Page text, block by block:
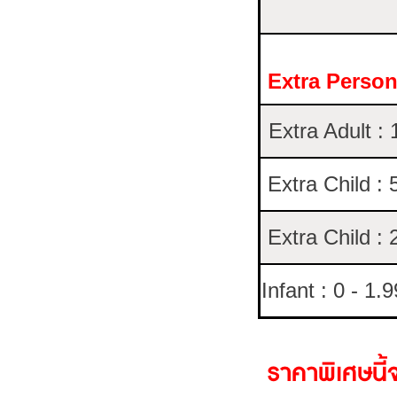
Extra
Extra Adult :
Extra Child :
Extra Child :
Infant : 0 -
ราคาพิเศษ